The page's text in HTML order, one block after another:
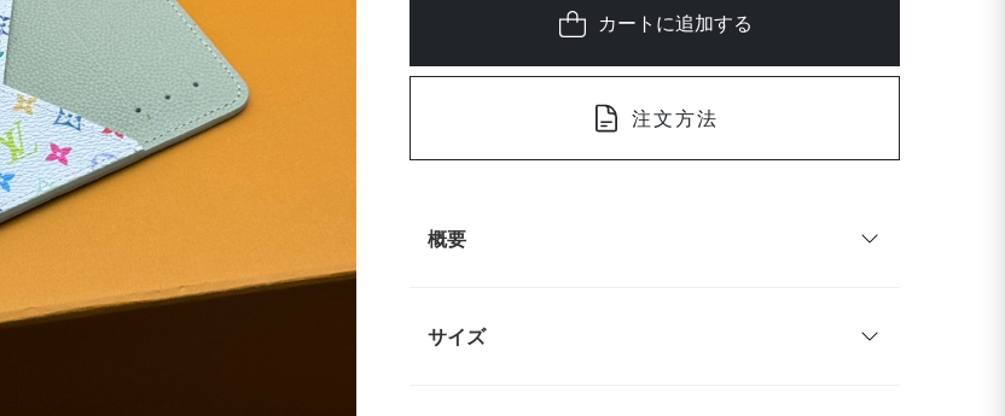
カートに追加する
注文方法
概要
サイズ